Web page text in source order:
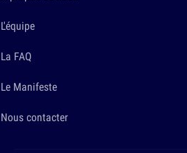
L'équipe
La FAQ
Le Manifeste
Nous contacter